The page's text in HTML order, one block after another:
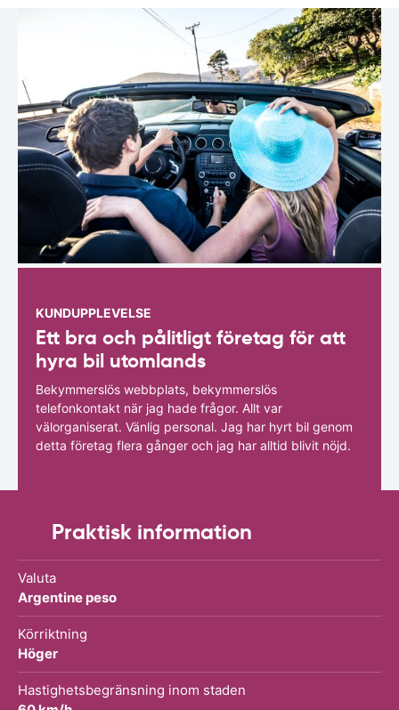
KUNDUPPLEVELSE
Ett bra och pålitligt företag för att
hyra bil utomlands
Bekymmerslös webbplats, bekymmerslös
telefonkontakt när jag hade frågor. Allt var
välorganiserat. Vänlig personal. Jag har hyrt bil genom
detta företag flera gånger och jag har alltid blivit nöjd.
Praktisk information
Valuta
Argentine peso
Körriktning
Höger
Hastighetsbegränsning inom staden